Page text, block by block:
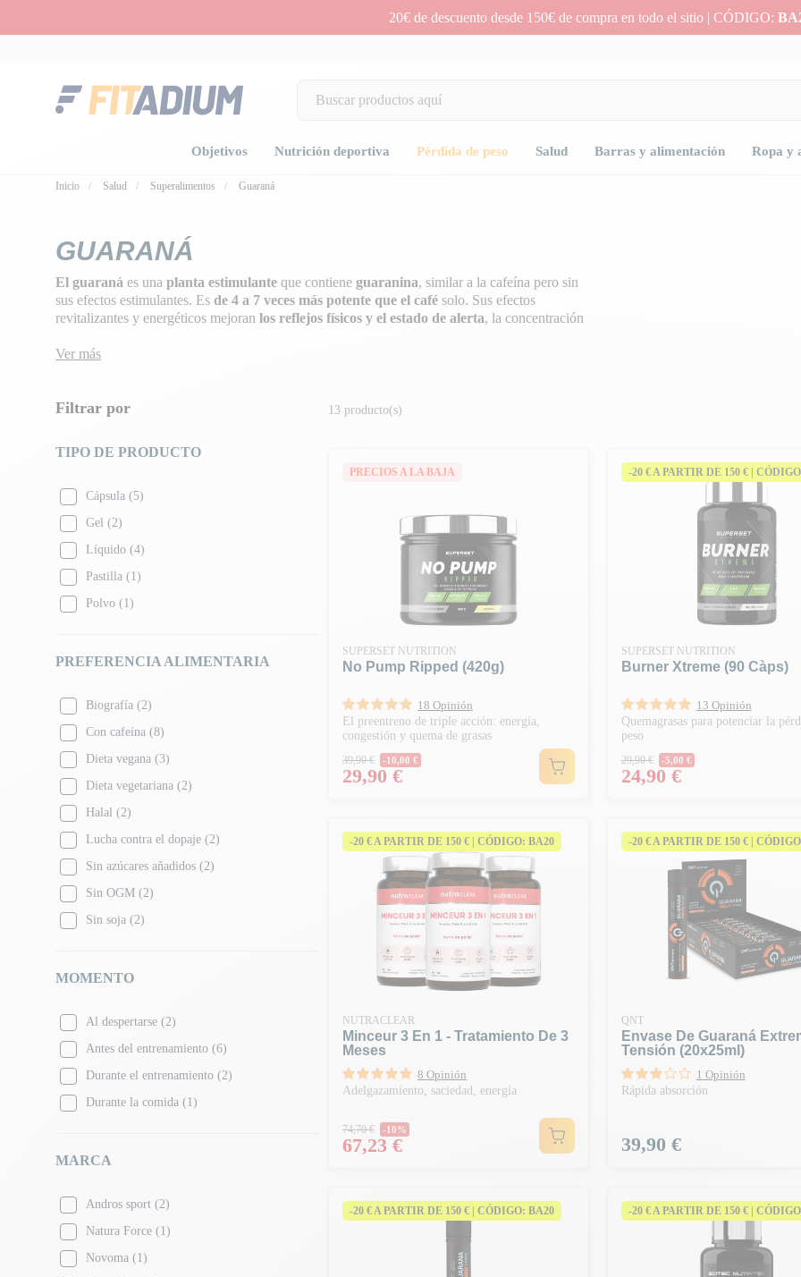
20€ de descuento desde 150€ de compra en todo el sitio | CÓDIGO:
Objetivos Nutrición deportiva Pérdida de peso Salud Barras y alimentación Ropa y
Inicio Salud Superalimentos Guaraná
GUARANÁ
El guaraná es una planta estimulante que contiene guaranina, similar a la cafeína pero sin
sus efectos estimulantes. Es de 4 a 7 veces más potente que el café solo. Sus efectos
revitalizantes y energéticos mejoran los reflejos físicos y el estado de alerta, la concentración
Ver más
Filtrar por
TIPO DE PRODUCTO
Cápsula (5)
Gel (2)
Líquido (4)
Pastilla (1)
Polvo (1)
PREFERENCIA ALIMENTARIA
Biografía (2)
Con cafeína (8)
Dieta vegana (3)
Dieta vegetariana (2)
Halal (2)
Lucha contra el dopaje (2)
Sin azúcares añadidos (2)
Sin OGM (2)
Sin soja (2)
MOMENTO
Al despertarse (2)
Antes del entrenamiento (6)
Durante el entrenamiento (2)
Durante la comida (1)
MARCA
Andros sport (2)
Natura Force (1)
Novoma (1)
13 producto(s)
PRECIOS A LA BAJA
SUPERSET NUTRITION
No Pump Ripped (420g)
18 Opinión
El preentreno de triple acción: energía,
congestión y quema de grasas
Precio habitual
39,90 € -10,00 €
Precio
29,90 €
-20 € A PARTIR DE 150 € |
SUPERSET NUTRITION
Burner Xtreme (90 Càps)
13 Opinión
Quemagrasas para potenciar la
peso
Precio habitual
29,90 € -5,00 €
Precio
24,90 €
-20 € A PARTIR DE 150 € | CÓDIGO: BA20
NUTRACLEAR
Minceur 3 En 1 - Tratamiento De 3
Meses
8 Opinión
Adelgazamiento, saciedad, energía
Precio habitual
74,70 € -10%
Precio
67,23 €
-20 € A PARTIR DE 150 € |
QNT
Envase De Guaraná
Tensión (20x25ml)
1 Opinión
Rápida absorción
Precio
39,90 €
-20 € A PARTIR DE 150 € | CÓDIGO: BA20 -20 € A PARTIR DE 150 € |